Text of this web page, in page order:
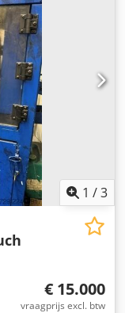
1 /3
€ 15.000
vraagprijs excl. btw